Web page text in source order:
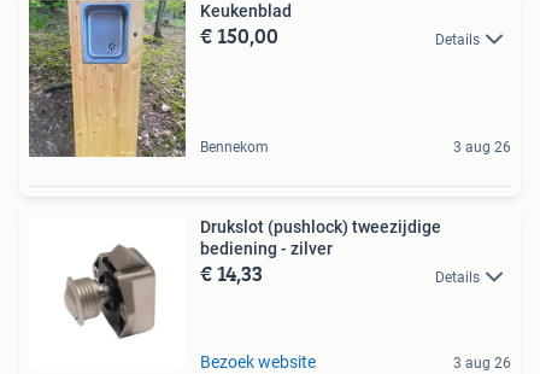
Keukenblad
€ 150,00 Details
Bennekom 3 aug 26
Drukslot (pushlock) tweezijdige
bediening - zilver
€ 14,33 Details
Bezoek website 3 aug 26